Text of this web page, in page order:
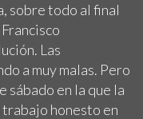
sobre todo al final
Las
a muy malas. Pero
sábado en la que la
trabajo honesto en